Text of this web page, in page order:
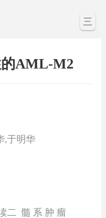
三
的AML-M2
,于明华
二 髓 系 肿 瘤